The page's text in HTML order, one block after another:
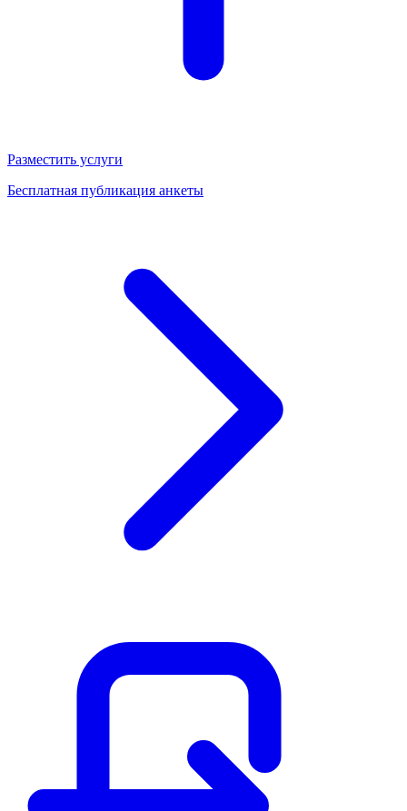
Разместить услуги
Бесплатная публикация анкеты